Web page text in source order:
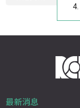
最新消息